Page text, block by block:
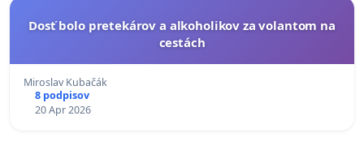
Dosť bolo pretekárov a alkoholikov za volantom na
cestách
Miroslav Kubačák
8 podpisov
20 Apr 2026